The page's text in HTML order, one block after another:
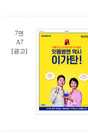
7면
A7
[광고]